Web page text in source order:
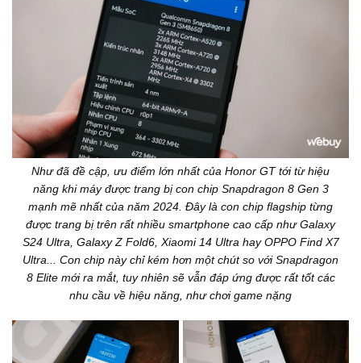
Như đã đề cập, ưu điểm lớn nhất của Honor GT tới từ hiệu
năng khi máy được trang bị con chip Snapdragon 8 Gen 3
mạnh mẽ nhất của năm 2024. Đây là con chip flagship từng
được trang bị trên rất nhiều smartphone cao cấp như Galaxy
S24 Ultra, Galaxy Z Fold6, Xiaomi 14 Ultra hay OPPO Find X7
Ultra... Con chip này chỉ kém hơn một chút so với Snapdragon
8 Elite mới ra mắt, tuy nhiên sẽ vẫn đáp ứng được rất tốt các
nhu cầu về hiệu năng, như chơi game nặng